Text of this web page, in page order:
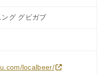
グ グビガブ
localbeer/